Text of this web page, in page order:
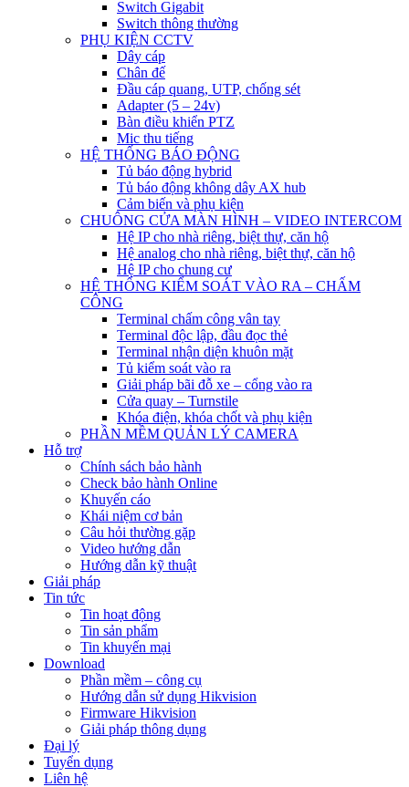
Switch Gigabit
Switch thông thường
PHỤ KIỆN CCTV
Dây cáp
Chân đế
Đầu cáp quang, UTP, chống sét
Adapter (5 – 24v)
Bàn điều khiển PTZ
Mic thu tiếng
HỆ THỐNG BÁO ĐỘNG
Tủ báo động hybrid
Tủ báo động không dây AX hub
Cảm biến và phụ kiện
CHUÔNG CỬA MÀN HÌNH – VIDEO INTERCOM
Hệ IP cho nhà riêng, biệt thự, căn hộ
Hệ analog cho nhà riêng, biệt thự, căn hộ
Hệ IP cho chung cư
HỆ THỐNG KIỂM SOÁT VÀO RA – CHẤM
CÔNG
Terminal chấm công vân tay
Terminal độc lập, đầu đọc thẻ
Terminal nhận diện khuôn mặt
Tủ kiểm soát vào ra
Giải pháp bãi đỗ xe – cổng vào ra
Cửa quay – Turnstile
Khóa điện, khóa chốt và phụ kiện
PHẦN MỀM QUẢN LÝ CAMERA
Hỗ trợ
Chính sách bảo hành
Check bảo hành Online
Khuyến cáo
Khái niệm cơ bản
Câu hỏi thường gặp
Video hướng dẫn
Hướng dẫn kỹ thuật
Giải pháp
Tin tức
Tin hoạt động
Tin sản phẩm
Tin khuyến mại
Download
Phần mềm – công cụ
Hướng dẫn sử dụng Hikvision
Firmware Hikvision
Giải pháp thông dụng
Đại lý
Tuyển dụng
Liên hệ